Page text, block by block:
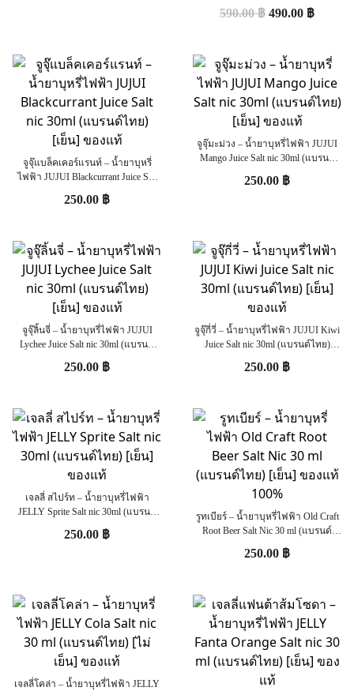
590.00฿ 490.00 ฿
จูจุ๊แบล็คเคอร์แรนท์ – น้ำยาบุหรี่
ไฟฟ้า JUJUI Blackcurrant Juice Salt
250.00 ฿
จูจุ๊มะม่วง – น้ำยาบุหรี่ไฟฟ้า JUJUI
Mango Juice Salt nic 30ml (แบรนด์
250.00 ฿
จูจุ๊ลิ้นจี่ – น้ำยาบุหรี่ไฟฟ้า JUJUI
Lychee Juice Salt nic 30ml (แบรนด์
250.00 ฿
จูจุ๊กี่วี่ – น้ำยาบุหรี่ไฟฟ้า JUJUI Kiwi
Juice Salt nic 30ml (แบรนด์ไทย)
250.00 ฿
เจลลี่ สไปร์ท – น้ำยาบุหรี่ไฟฟ้า
JELLY Sprite Salt nic 30ml (แบรนด์
250.00 ฿
รูทเบียร์ – น้ำยาบุหรี่ไฟฟ้า Old Craft
Root Beer Salt Nic 30 ml (แบรนด์
250.00 ฿
เจลลี่โคล่า – น้ำยาบุหรี่ไฟฟ้า JELLY